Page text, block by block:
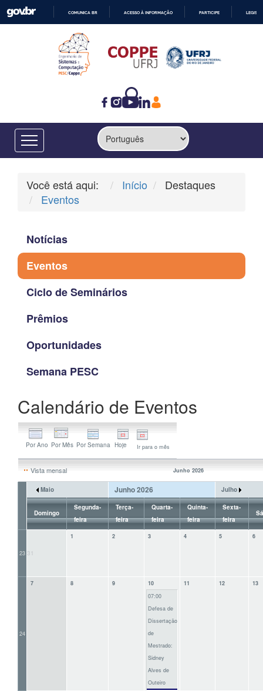
CONTEÚDO
COMUNICA BR ACESSO À INFORMAÇÃO PARTICIPE
Você está aqui: Início
Destaques
Eventos
Notícias
Eventos
Ciclo de Seminários
Prêmios
Oportunidades
Semana PESC
Calendário de Eventos
Ir para o mês
Vista mensal Junho 2026
Maio Junho 2026 Julho
Domingo
Segunda-
feira
Terça-
feira
Quarta-
feira
Quinta-
feira
Sexta-
feira
23 31
1 2 3 4 5 6
24
7 8 9
10
07:00
Defesa de
Dissertação
de
Mestrado:
Sidney
Alves de
Outeiro
11 12 13